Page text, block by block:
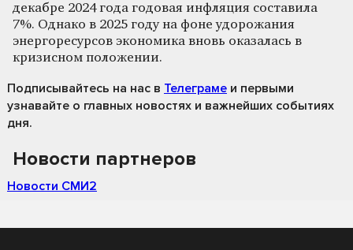
декабре 2024 года годовая инфляция составила
7%. Однако в 2025 году на фоне удорожания
энергоресурсов экономика вновь оказалась в
кризисном положении.
Подписывайтесь на нас в Телеграме и первыми
узнавайте о главных новостях и важнейших событиях
дня.
Новости партнеров
Новости СМИ2